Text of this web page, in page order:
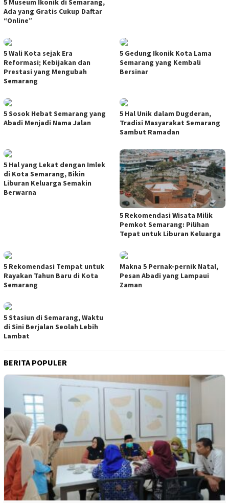
Ada yang Gratis Cukup Daftar
“Online”
5 Wali Kota sejak Era
Reformasi; Kebijakan dan
Prestasi yang Mengubah
Semarang
5 Gedung Ikonik Kota Lama
Semarang yang Kembali
Bersinar
5 Sosok Hebat Semarang yang
Abadi Menjadi Nama Jalan
5 Hal Unik dalam Dugderan,
Tradisi Masyarakat Semarang
Sambut Ramadan
5 Hal yang Lekat dengan Imlek
di Kota Semarang, Bikin
Liburan Keluarga Semakin
Berwarna
5 Rekomendasi Wisata Milik
Pemkot Semarang: Pilihan
Tepat untuk Liburan Keluarga
5 Rekomendasi Tempat untuk
Rayakan Tahun Baru di Kota
Semarang
Makna 5 Pernak-pernik Natal,
Pesan Abadi yang Lampaui
Zaman
5 Stasiun di Semarang, Waktu
di Sini Berjalan Seolah Lebih
Lambat
BERITA POPULER